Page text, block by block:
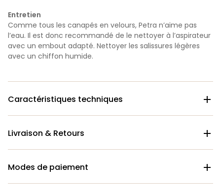
Entretien
Comme tous les canapés en velours, Petra n’aime pas
l’eau. Il est donc recommandé de le nettoyer à l’aspirateur
avec un embout adapté. Nettoyer les salissures légères
avec un chiffon humide.
Caractéristiques techniques 
Livraison & Retours 
Modes de paiement 